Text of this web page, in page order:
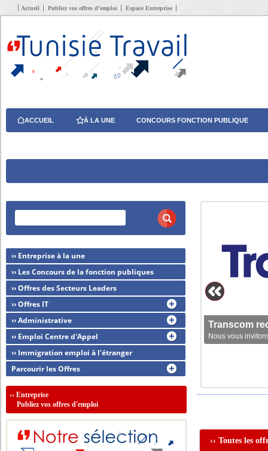
Accueil Publiez vos offres d’emploi Espace Entreprise
ACCUEIL À LA UNE CONCOURS FONCTION PUBLIQUE
Transcom
Nous vous
›› Toutes les
›› Entreprise à la une
›› Les Concours de la fonction publiques
›› Offres des Secteurs Leaders
›› Offres IT
›› Administrative
›› Emploi Centre d'Appel
›› Immigration emploi à l'étranger
Parcourir les Offres
››Entreprise
Publiez vos offres d'emploi